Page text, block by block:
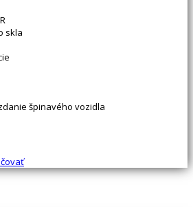
skla
špinavého vozidla